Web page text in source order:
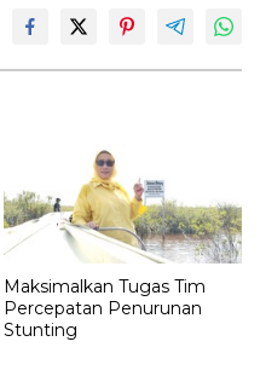
Maksimalkan Tugas Tim
Percepatan Penurunan
Stunting